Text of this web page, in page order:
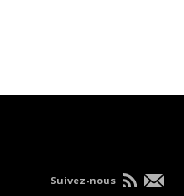
Suivez-nous